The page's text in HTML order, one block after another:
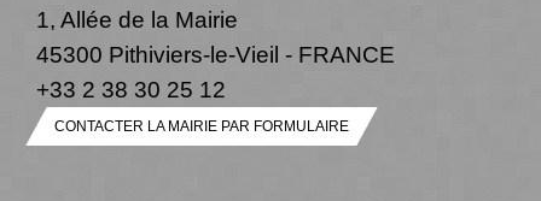
1, Allée de la Mairie
45300 Pithiviers-le-Vieil - FRANCE
+33 2 38 30 25 12
CONTACTER LA MAIRIE PAR FORMULAIRE